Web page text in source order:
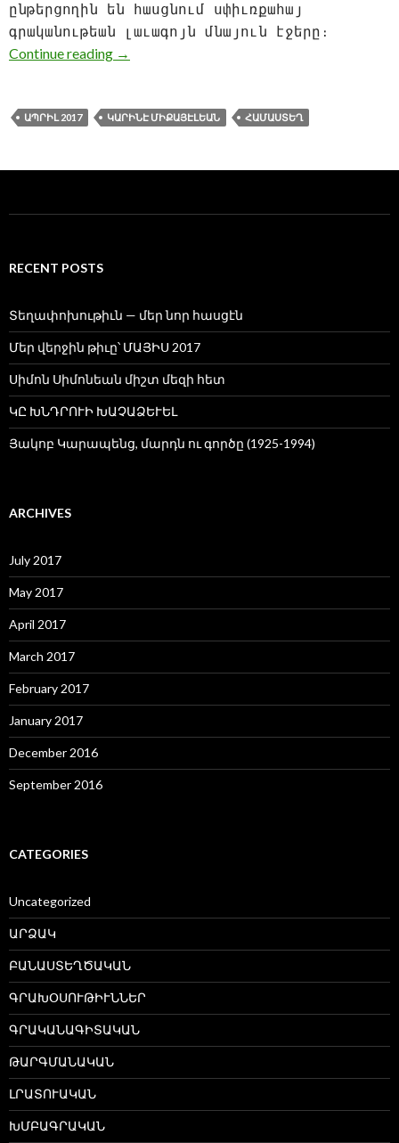
ընթերցողին են հասցնում սփիւռքահայ
գրականութեան լաւագոյն մնայուն էջերը։
Continue reading ՀԱՄԱՍՏԵՂԻ ԽՕՍՔԱՐՈՒԵՍՏԸ
→
ԱՊՐԻԼ 2017 ԿԱՐԻՆԷ ՄԻՔԱՅԷԼԵԱՆ ՀԱՄԱՍՏԵՂ
RECENT POSTS
Տեղափոխութիւն — մեր նոր հասցէն
Մեր վերջին թիւը՝ ՄԱՅԻՍ 2017
Սիմոն Սիմոնեան միշտ մեզի հետ
ԿԸ ԽՆԴՐՈՒԻ ԽԱՉԱՁԵՒԵԼ
Յակոբ Կարապենց, մարդն ու գործը (1925-1994)
ARCHIVES
July 2017
May 2017
April 2017
March 2017
February 2017
January 2017
December 2016
September 2016
CATEGORIES
Uncategorized
ԱՐՁԱԿ
ԲԱՆԱՍՏԵՂԾԱԿԱՆ
ԳՐԱԽՕՍՈՒԹԻՒՆՆԵՐ
ԳՐԱԿԱՆԱԳԻՏԱԿԱՆ
ԹԱՐԳՄԱՆԱԿԱՆ
ԼՐԱՏՈՒԱԿԱՆ
ԽՄԲԱԳՐԱԿԱՆ